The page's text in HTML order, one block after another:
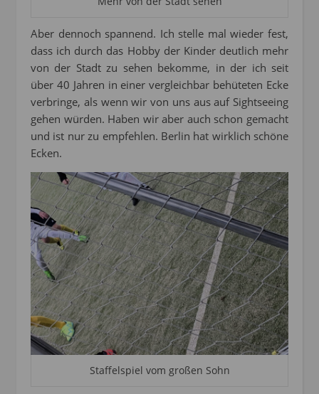
Aber dennoch spannend. Ich stelle mal wieder fest,
dass ich durch das Hobby der Kinder deutlich mehr
von der Stadt zu sehen bekomme, in der ich seit
über 40 Jahren in einer vergleichbar behüteten Ecke
verbringe, als wenn wir von uns aus auf Sightseeing
gehen würden. Haben wir aber auch schon gemacht
und ist nur zu empfehlen. Berlin hat wirklich schöne
Ecken.
Staffelspiel vom großen Sohn